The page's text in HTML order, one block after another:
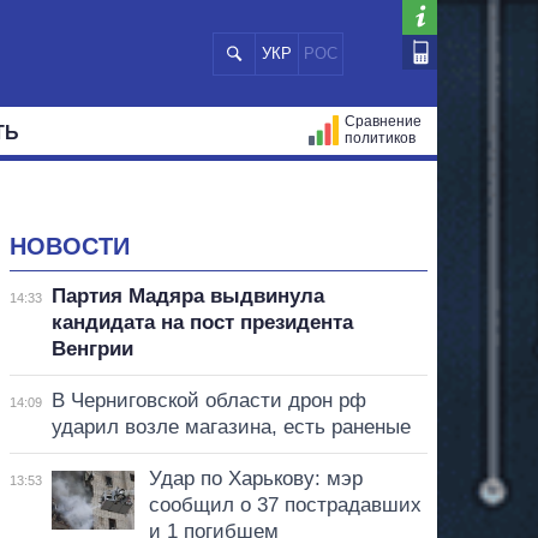
УКР РОС
Сравнение
политиков
НОВОСТИ
14:33
Партия Мадяра выдвинула
кандидата на пост президента
Венгрии
14:09
В Черниговской области дрон рф
ударил возле магазина, есть раненые
13:53
Удар по Харькову: мэр
сообщил о 37 пострадавших
и 1 погибшем